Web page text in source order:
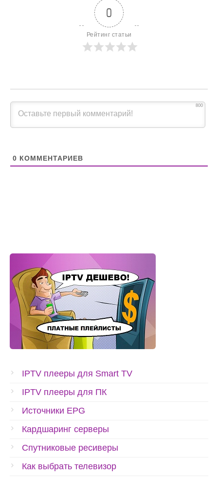
0
Рейтинг статьи
800
0 КОММЕНТАРИЕВ
IPTV плееры для Smart TV
IPTV плееры для ПК
Источники EPG
Кардшаринг серверы
Спутниковые ресиверы
Как выбрать телевизор